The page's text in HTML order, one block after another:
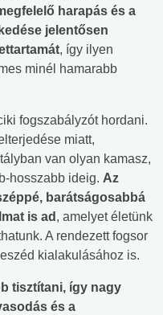
harapás és a
jelentősen
, így ilyen
minél hamarabb
fogszabályzót hordani.
miatt,
van olyan kamasz,
hosszabb ideig. Az
barátságosabbá
is ad , amelyet életünk
A rendezett fogsor
kialakulásához is.
tisztítani, így nagy
és a